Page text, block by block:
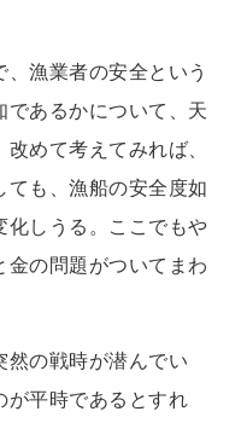
漁業者の安全という
あるかについて、天
めて考えてみれば、
も、漁船の安全度如
しうる。ここでもや
の問題がついてまわ
の戦時が潜んでい
が平時であるとすれ